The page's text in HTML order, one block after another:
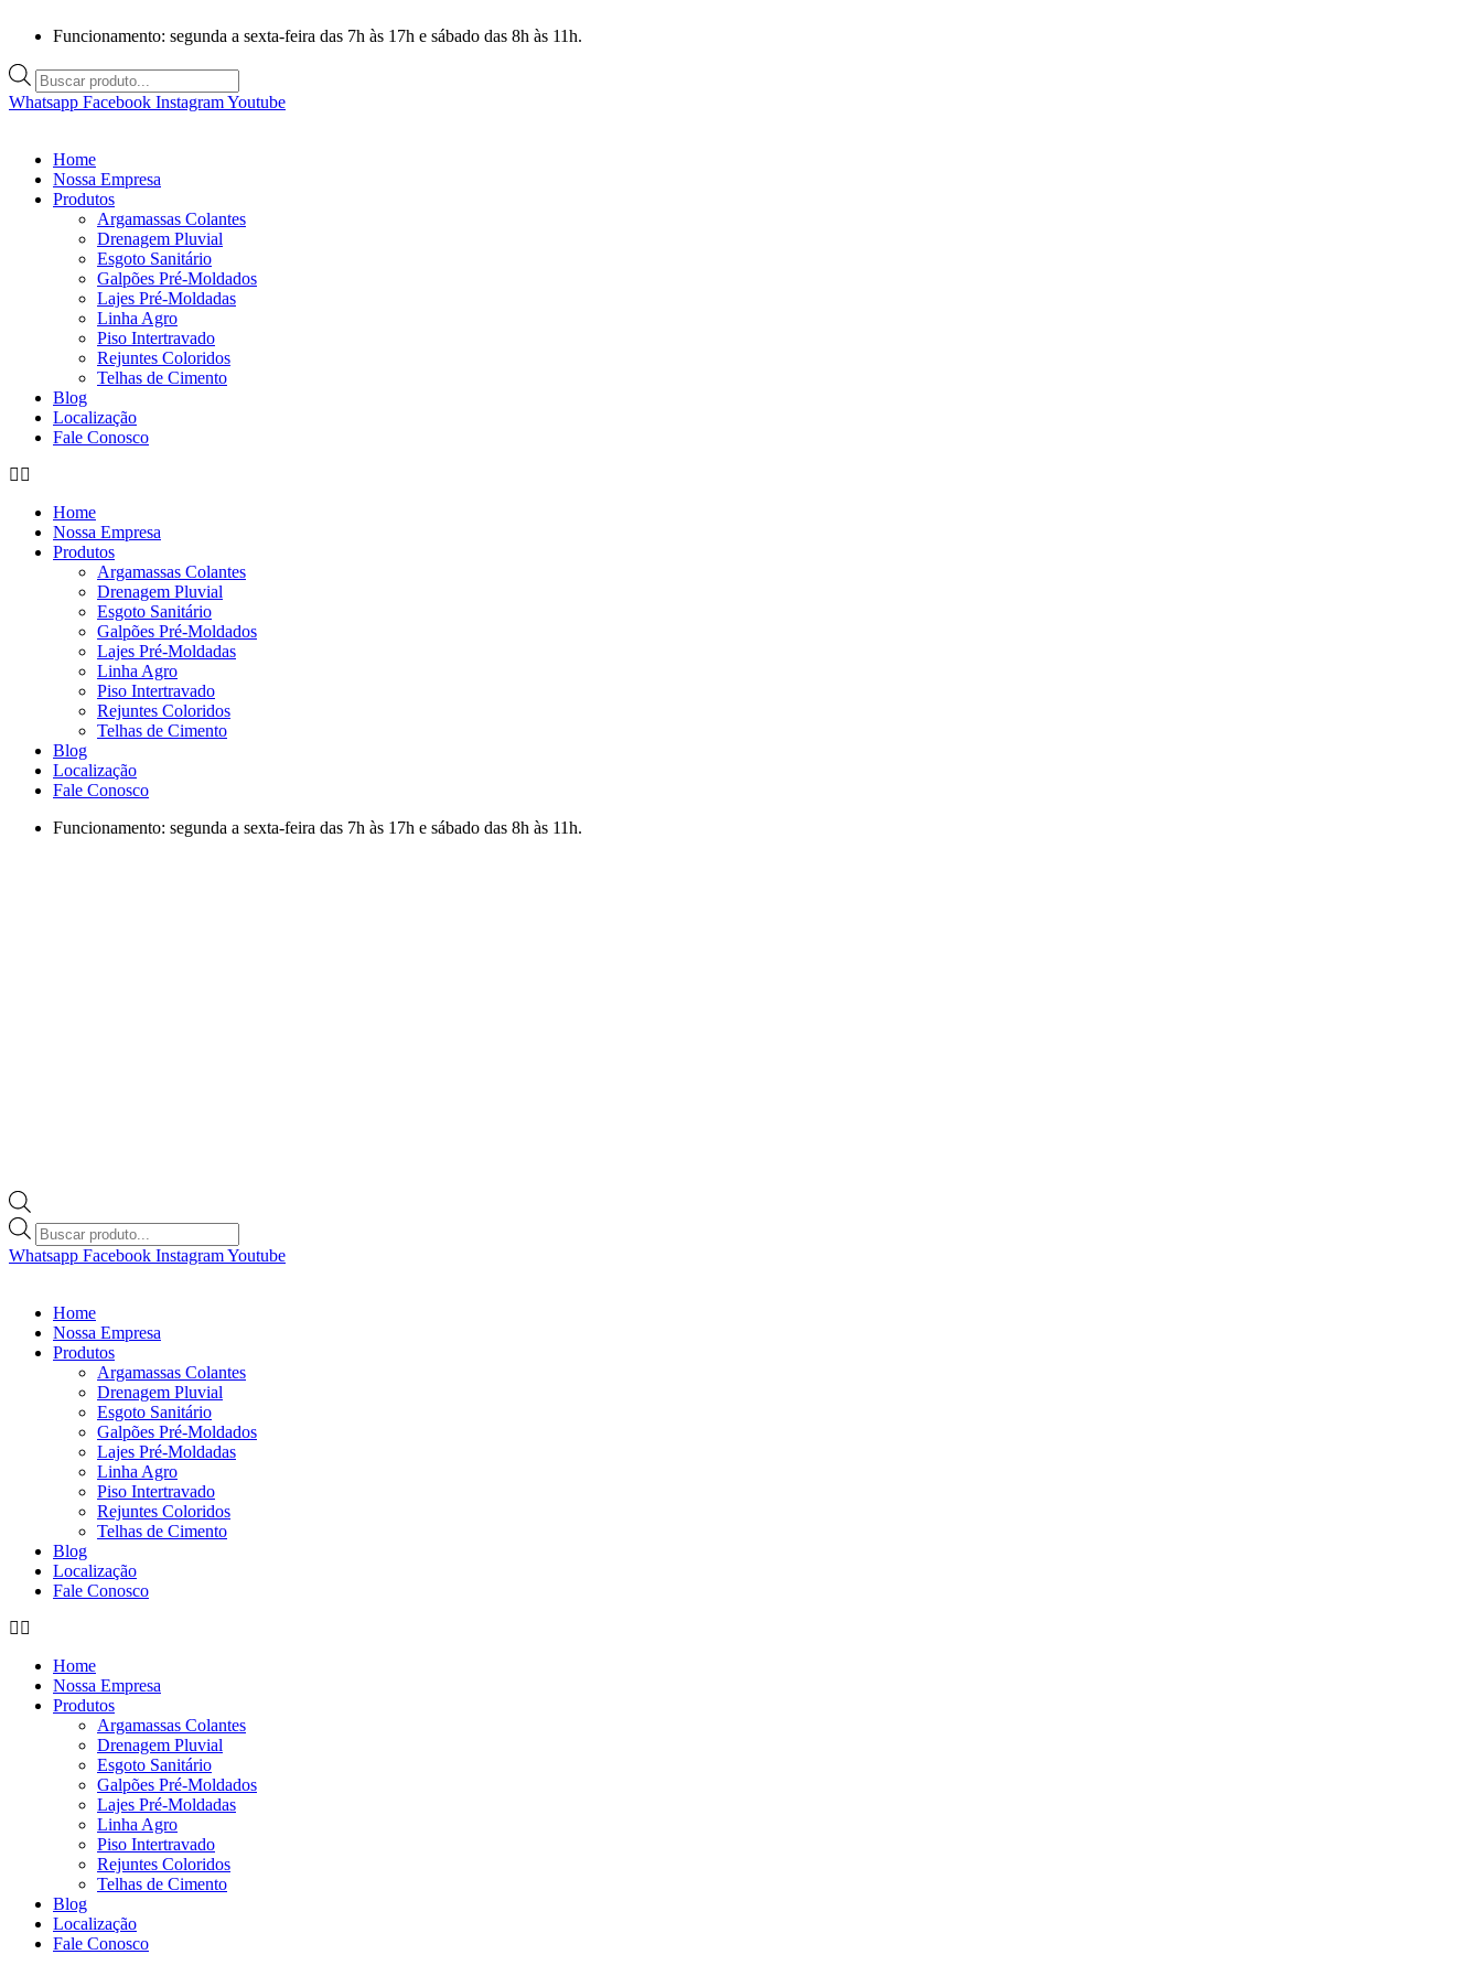
para
conteúdo
Funcionamento: segunda a sexta-feira das 7h às 17h e sábado das 8h às 11h.
Pesquisar
produtos
Whatsapp Facebook InstagramYoutube
Home
Nossa Empresa
Produtos
Argamassas Colantes
Drenagem Pluvial
Esgoto Sanitário
Galpões Pré-Moldados
Lajes Pré-Moldadas
Linha Agro
Piso Intertravado
Rejuntes Coloridos
Telhas de Cimento
Blog
Localização
Fale Conosco
Home
Nossa Empresa
Produtos
Argamassas Colantes
Drenagem Pluvial
Esgoto Sanitário
Galpões Pré-Moldados
Lajes Pré-Moldadas
Linha Agro
Piso Intertravado
Rejuntes Coloridos
Telhas de Cimento
Blog
Localização
Fale Conosco
Funcionamento: segunda a sexta-feira das 7h às 17h e sábado das 8h às 11h.
Pesquisar
produtos
Whatsapp Facebook InstagramYoutube
Home
Nossa Empresa
Produtos
Argamassas Colantes
Drenagem Pluvial
Esgoto Sanitário
Galpões Pré-Moldados
Lajes Pré-Moldadas
Linha Agro
Piso Intertravado
Rejuntes Coloridos
Telhas de Cimento
Blog
Localização
Fale Conosco
Home
Nossa Empresa
Produtos
Argamassas Colantes
Drenagem Pluvial
Esgoto Sanitário
Galpões Pré-Moldados
Lajes Pré-Moldadas
Linha Agro
Piso Intertravado
Rejuntes Coloridos
Telhas de Cimento
Blog
Localização
Fale Conosco